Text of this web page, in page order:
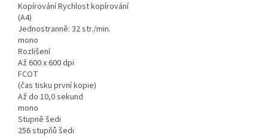
Kopírování Rychlost kopírování
(A4)
Jednostranně: 32 str./min.
mono
Rozlišení
Až 600 x 600 dpi
FCOT
(čas tisku první kopie)
Až do 10,0 sekund
mono
Stupně šedi
256 stupňů šedi